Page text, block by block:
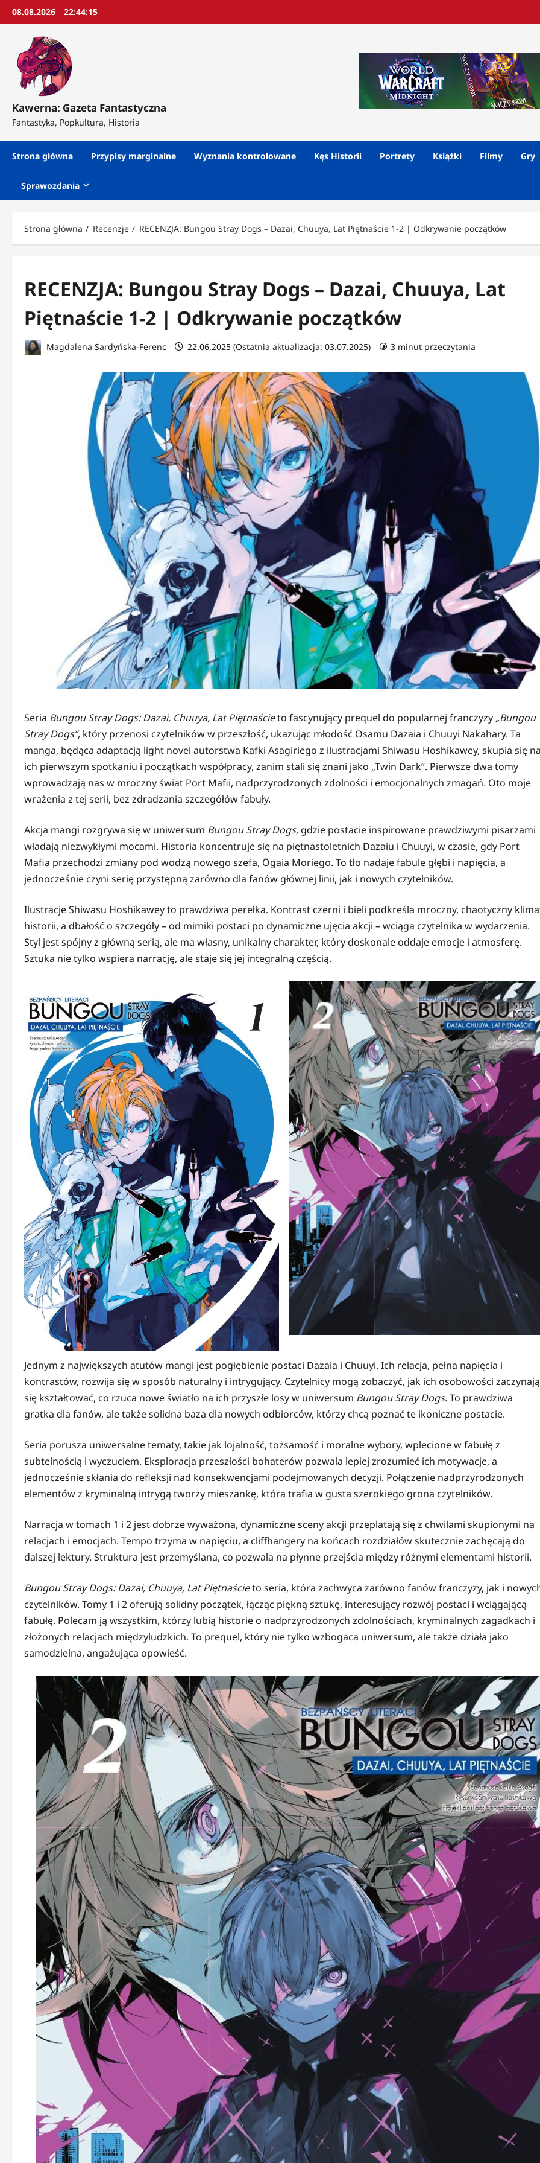
Przejdź
08.08.2026 22:44:17
Kawerna: Gazeta Fantastyczna
Fantastyka, Popkultura, Historia
Strona główna Przypisy marginalne Wyznania kontrolowane Kęs Historii Portrety Książki Filmy Gry
Sprawozdania
Strona główna Recenzje RECENZJA: Bungou Stray Dogs – Dazai, Chuuya, Lat Piętnaście 1-2 | Odkrywanie początków
RECENZJA: Bungou Stray Dogs – Dazai, Chuuya, Lat
Piętnaście 1-2 | Odkrywanie początków
Magdalena Sardyńska-Ferenc 22.06.2025 (Ostatnia aktualizacja: 03.07.2025) 3 minut przeczytania
Seria Bungou Stray Dogs: Dazai, Chuuya, Lat Piętnaścieto fascynujący prequel do popularnej franczyzy „Bungou
Stray Dogs”, który przenosi czytelników w przeszłość, ukazując młodość Osamu Dazaia i Chuuyi Nakahary. Ta
manga, będąca adaptacją light novel autorstwa Kafki Asagiriego z ilustracjami Shiwasu Hoshikawey, skupia się
ich pierwszym spotkaniu i początkach współpracy, zanim stali się znani jako „Twin Dark”. Pierwsze dwa tomy
wprowadzają nas w mroczny świat Port Mafii, nadprzyrodzonych zdolności i emocjonalnych zmagań. Oto moje
wrażenia z tej serii, bez zdradzania szczegółów fabuły.
Akcja mangi rozgrywa się w uniwersum Bungou Stray Dogs, gdzie postacie inspirowane prawdziwymi pisarzami
władają niezwykłymi mocami. Historia koncentruje się na piętnastoletnich Dazaiu i Chuuyi, w czasie, gdy Port
Mafia przechodzi zmiany pod wodzą nowego szefa, Ōgaia Moriego. To tło nadaje fabule głębi i napięcia, a
jednocześnie czyni serię przystępną zarówno dla fanów głównej linii, jak i nowych czytelników.
Ilustracje Shiwasu Hoshikawey to prawdziwa perełka. Kontrast czerni i bieli podkreśla mroczny, chaotyczny
historii, a dbałość o szczegóły – od mimiki postaci po dynamiczne ujęcia akcji – wciąga czytelnika w wydarzenia.
Styl jest spójny z główną serią, ale ma własny, unikalny charakter, który doskonale oddaje emocje i atmosferę.
Sztuka nie tylko wspiera narrację, ale staje się jej integralną częścią.
Jednym z największych atutów mangi jest pogłębienie postaci Dazaia i Chuuyi. Ich relacja, pełna napięcia i
kontrastów, rozwija się w sposób naturalny i intrygujący. Czytelnicy mogą zobaczyć, jak ich osobowości zaczynają
się kształtować, co rzuca nowe światło na ich przyszłe losy w uniwersum Bungou Stray Dogs. To prawdziwa
gratka dla fanów, ale także solidna baza dla nowych odbiorców, którzy chcą poznać te ikoniczne postacie.
Seria porusza uniwersalne tematy, takie jak lojalność, tożsamość i moralne wybory, wplecione w fabułę z
subtelnością i wyczuciem. Eksploracja przeszłości bohaterów pozwala lepiej zrozumieć ich motywacje, a
jednocześnie skłania do refleksji nad konsekwencjami podejmowanych decyzji. Połączenie nadprzyrodzonych
elementów z kryminalną intrygą tworzy mieszankę, która trafia w gusta szerokiego grona czytelników.
Narracja w tomach 1 i 2 jest dobrze wyważona, dynamiczne sceny akcji przeplatają się z chwilami skupionymi na
relacjach i emocjach. Tempo trzyma w napięciu, a cliffhangery na końcach rozdziałów skutecznie zachęcają do
dalszej lektury. Struktura jest przemyślana, co pozwala na płynne przejścia między różnymi elementami historii.
Bungou Stray Dogs: Dazai, Chuuya, Lat Piętnaścieto seria, która zachwyca zarówno fanów franczyzy, jak i
czytelników. Tomy 1 i 2 oferują solidny początek, łącząc piękną sztukę, interesujący rozwój postaci i wciągającą
fabułę. Polecam ją wszystkim, którzy lubią historie o nadprzyrodzonych zdolnościach, kryminalnych zagadkach i
złożonych relacjach międzyludzkich. To prequel, który nie tylko wzbogaca uniwersum, ale także działa jako
samodzielna, angażująca opowieść.